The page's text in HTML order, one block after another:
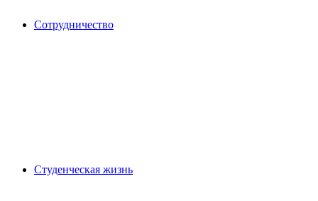
Сотрудничество
Студенческая жизнь